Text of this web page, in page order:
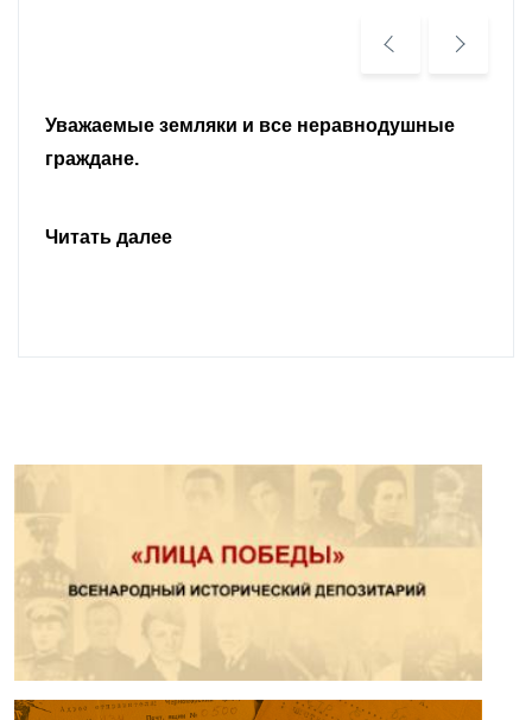
Уважаемые земляки и все неравнодушные
граждане.
Читать далее